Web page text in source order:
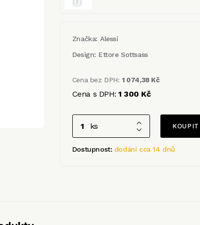
Značka: Alessi
Design: Ettore Sottsass
Cena bez DPH:1 074,38 Kč
Cena s DPH:1 300 Kč
ks
Dostupnost: dodání cca 14 dnů